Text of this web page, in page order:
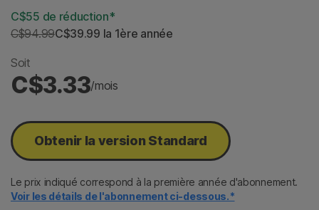
C$55 de réduction*
C$94.99C$39.99 la 1ère année
Soit
C$3.33/mois
Obtenir la version Standard
Le prix indiqué correspond à la première année d'abonnement.
Voir les détails de l'abonnement ci-dessous.*